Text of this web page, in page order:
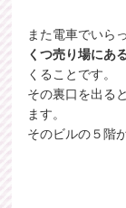
また電車でいら
くつ売り場にあ
くることです。
その裏口を出る
ます。
そのビルの５階